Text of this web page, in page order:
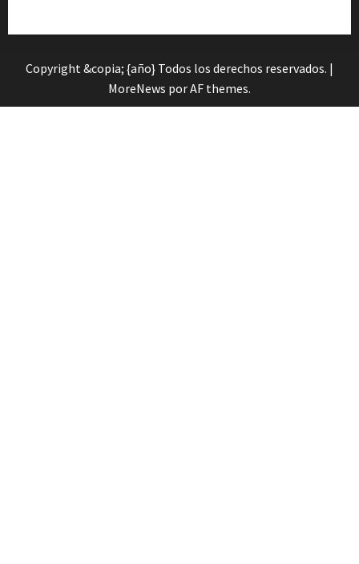
Copyright &copia; {año} Todos los derechos reservados. |
MoreNews por AF themes.